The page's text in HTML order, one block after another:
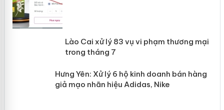
Lào Cai xử lý 83 vụ vi phạm thương
mại trong tháng 7